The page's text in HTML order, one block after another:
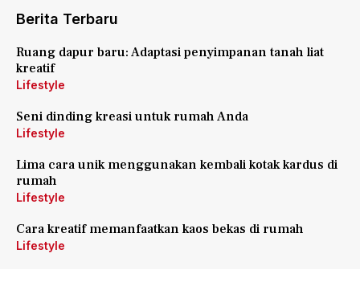
Berita Terbaru
Ruang dapur baru: Adaptasi penyimpanan tanah liat
kreatif
Lifestyle
Seni dinding kreasi untuk rumah Anda
Lifestyle
Lima cara unik menggunakan kembali kotak kardus di
rumah
Lifestyle
Cara kreatif memanfaatkan kaos bekas di rumah
Lifestyle